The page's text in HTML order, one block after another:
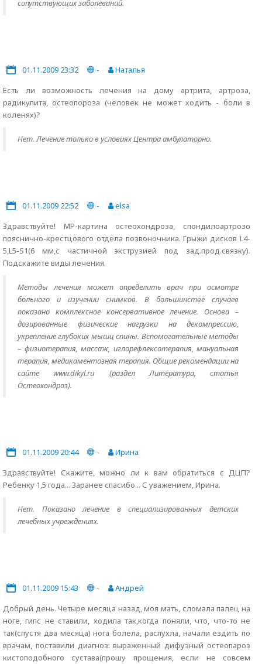
сопутствующих заболеваний.
01.11.2009 23:32 -
Наталья
Есть ли возможность лечения на дому артрита, артроза,
радикулита, остеопороза (человек не может ходить - боли в
коленях)?
Нет. Лечение только в условиях Центра амбулаторно.
01.11.2009 22:52 -
elsa
Здравствуйте! МР-картина остеохондроза, спондилоартрозо
пояснично-крестцового отдела позвоночника. Грыжи дисков L4-
5,L5-S1(6 мм,с частичной экструзией под зад.прод.связку).
Подскажите виды лечения.
Методы лечения может определить врач при осмотре
больного и изучении снимков. В большинстве случаев
показано комплексное консервативное лечение. Основа –
дозированные физические нагрузки на декомпрессию,
укрепление глубоких мышц спины. Вспомогательные методы
– физиотерапия, массаж, иглорефлексотерапия, мануальная
терапия, медикаментозная терапия. Общие рекомендации на
сайте www.dikyl.ru (раздел Литература, статья
Остеохондроз).
01.11.2009 20:44 -
Ирина
Здравствуйте! Скажите, можно ли к вам обратиться с ДЦП?
Ребенку 1,5 года... Заранее спасибо... С уважением, Ирина.
Нет. Показано лечение в специализированных детских
лечебных учреждениях.
01.11.2009 15:43 -
Андрей
Добрый день. Четыре месяца назад, моя мать, сломала палец на
ноге, гипс не ставили, ходила так,когда поняли, что, что-то не
так(спустя два месяца) нога болела, распухла, начали ездить по
врачам, поставили диагноз: выраженный дифузный остеопароз
кистоподобного сустава(прошу прощения, если не совсем